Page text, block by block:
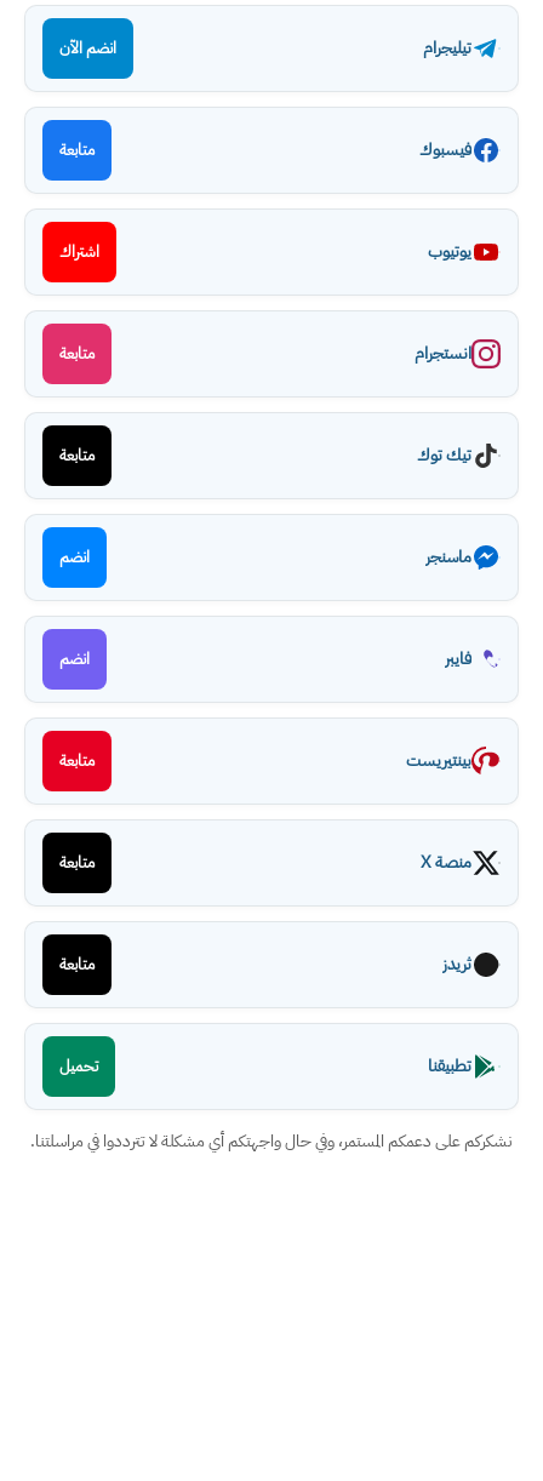
تيليجرام انضم الآن
فيسبوك متابعة
يوتيوب اشتراك
انستجرام متابعة
تيك توك متابعة
ماسنجر انضم
فايبر انضم
بينتيريست متابعة
منصة X متابعة
ثريدز متابعة
تطبيقنا تحميل
نشكركم على دعمكم المستمر، وفي حال واجهتكم أي مشكلة لا تترددوا في مراسلتنا.